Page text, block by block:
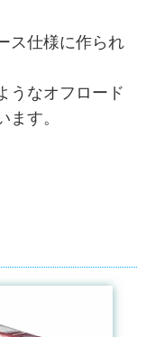
ス仕様に作られ
うなオフロード
す。